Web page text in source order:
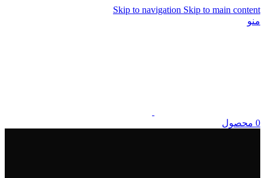
Skip to navigation Skip to main content
منو
0 محصول